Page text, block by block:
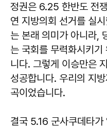
정권은 6.25 한반도 전
연 지방의회 선거를 실
는 본래 의미가 아니라,
는 국회를 무력화시키
니다. 그렇게 이승만은
성공합니다. 우리의 지
곡이었습니다.
결국 5.16 군사쿠데타